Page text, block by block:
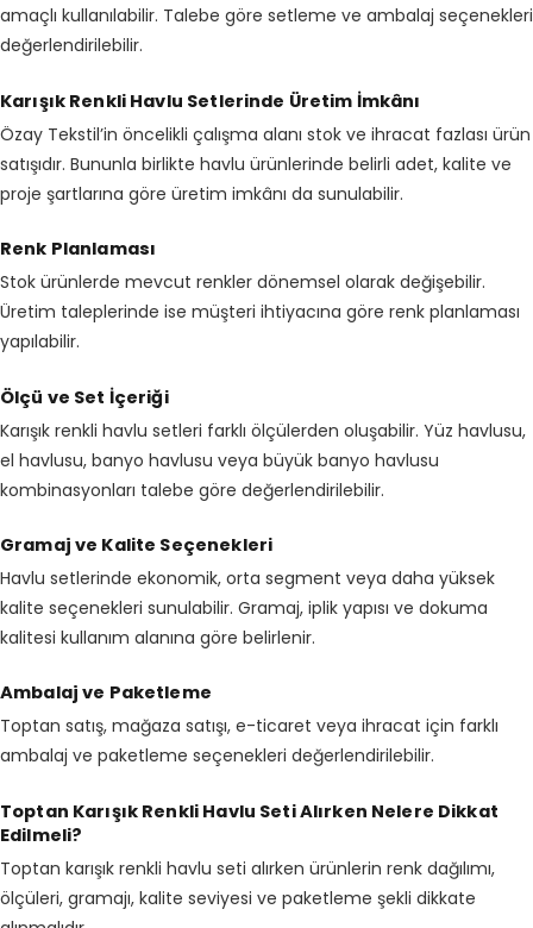
amaçlı kullanılabilir. Talebe göre setleme ve ambalaj seçenekleri
değerlendirilebilir.
Karışık Renkli Havlu Setlerinde Üretim İmkânı
Özay Tekstil’in öncelikli çalışma alanı stok ve ihracat fazlası ürün
satışıdır. Bununla birlikte havlu ürünlerinde belirli adet, kalite ve
proje şartlarına göre üretim imkânı da sunulabilir.
Renk Planlaması
Stok ürünlerde mevcut renkler dönemsel olarak değişebilir.
Üretim taleplerinde ise müşteri ihtiyacına göre renk planlaması
yapılabilir.
Ölçü ve Set İçeriği
Karışık renkli havlu setleri farklı ölçülerden oluşabilir. Yüz havlusu,
el havlusu, banyo havlusu veya büyük banyo havlusu
kombinasyonları talebe göre değerlendirilebilir.
Gramaj ve Kalite Seçenekleri
Havlu setlerinde ekonomik, orta segment veya daha yüksek
kalite seçenekleri sunulabilir. Gramaj, iplik yapısı ve dokuma
kalitesi kullanım alanına göre belirlenir.
Ambalaj ve Paketleme
Toptan satış, mağaza satışı, e-ticaret veya ihracat için farklı
ambalaj ve paketleme seçenekleri değerlendirilebilir.
Toptan Karışık Renkli Havlu Seti Alırken Nelere Dikkat
Edilmeli?
Toptan karışık renkli havlu seti alırken ürünlerin renk dağılımı,
ölçüleri, gramajı, kalite seviyesi ve paketleme şekli dikkate